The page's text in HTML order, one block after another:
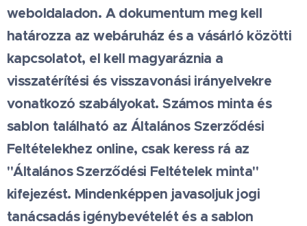
weboldaladon. A dokumentum meg kell
határozza az webáruház és a vásárló közötti
kapcsolatot, el kell magyaráznia a
visszatérítési és visszavonási irányelvekre
vonatkozó szabályokat. Számos minta és
sablon található az Általános Szerződési
Feltételekhez online, csak keress rá az
"Általános Szerződési Feltételek minta"
kifejezést. Mindenképpen javasoljuk jogi
tanácsadás igénybevételét és a sablon